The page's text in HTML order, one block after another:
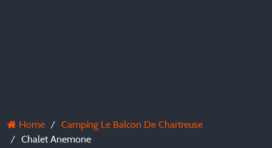
Home
Camping Le Balcon De Chartreuse
Chalet Anemone